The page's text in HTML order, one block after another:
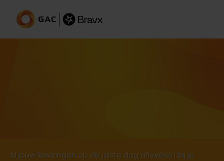
Al jouw leveringen op de juiste dag afleveren bij je